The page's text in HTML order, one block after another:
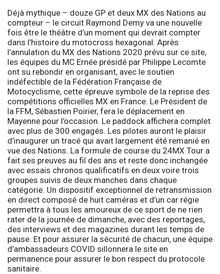
Déjà mythique – douze GP et deux MX des Nations au
compteur – le circuit Raymond Demy va une nouvelle
fois être le théâtre d’un moment qui devrait compter
dans l’histoire du motocross hexagonal. Après
l’annulation du MX des Nations 2020 prévu sur ce site,
les équipes du MC Ernée présidé par Philippe Lecomte
ont su rebondir en organisant, avec le soutien
indéfectible de la Fédération Française de
Motocyclisme, cette épreuve symbole de la reprise des
compétitions officielles MX en France. Le Président de
la FFM, Sébastien Poirier, fera le déplacement en
Mayenne pour l’occasion. Le paddock affichera complet
avec plus de 300 engagés. Les pilotes auront le plaisir
d’inaugurer un tracé qui avait largement été remanié en
vue des Nations. La formule de course du 24MX Tour a
fait ses preuves au fil des ans et reste donc inchangée
avec essais chronos qualificatifs en deux voire trois
groupes suivis de deux manches dans chaque
catégorie. Un dispositif exceptionnel de retransmission
en direct composé de huit caméras et d’un car régie
permettra à tous les amoureux de ce sport de ne rien
rater de la journée de dimanche, avec des reportages,
des interviews et des magazines durant les temps de
pause. Et pour assurer la sécurité de chacun, une équipe
d’ambassadeurs COVID sillonnera le site en
permanence pour assurer le bon respect du protocole
sanitaire.